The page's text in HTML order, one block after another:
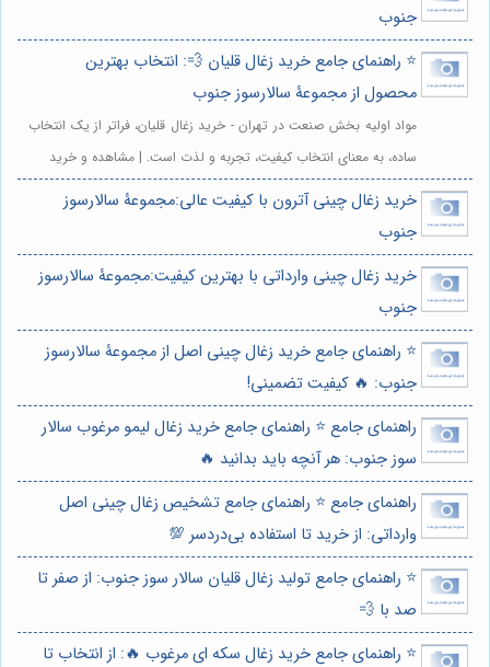
جنوب
⭐️ راهنمای جامع خرید زغال قلیان 💨: انتخاب بهترین
محصول از مجموعۀ سالارسوز جنوب
مواد اولیه بخش صنعت در تهران - خرید زغال قلیان، فراتر از یک انتخاب
ساده، به معنای انتخاب کیفیت، تجربه و لذت است. | مشاهده و خرید
خرید زغال چینی آترون با کیفیت عالی:مجموعۀ سالارسوز
جنوب
خرید زغال چینی وارداتی با بهترین کیفیت:مجموعۀ سالارسوز
جنوب
⭐️ راهنمای جامع خرید زغال چینی اصل از مجموعۀ سالارسوز
جنوب: 🔥 کیفیت تضمینی!
راهنمای جامع ⭐️ راهنمای جامع خرید زغال لیمو مرغوب سالار
سوز جنوب: هر آنچه باید بدانید 🔥
راهنمای جامع ⭐️ راهنمای جامع تشخیص زغال چینی اصل
وارداتی: از خرید تا استفاده بی‌دردسر 💯
⭐️ راهنمای جامع تولید زغال قلیان سالار سوز جنوب: از صفر تا
صد با 💨
⭐️ راهنمای جامع خرید زغال سکه ای مرغوب 🔥: از انتخاب تا